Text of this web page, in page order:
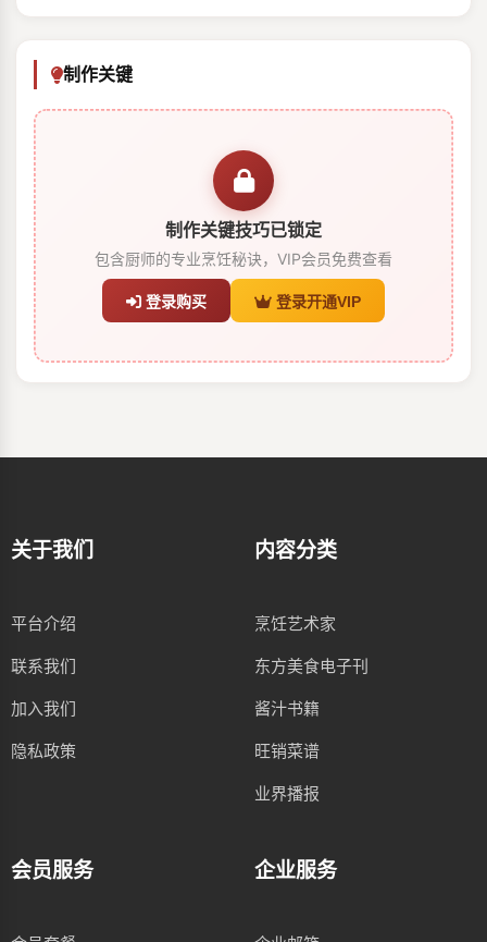
制作关键
制作关键技巧已锁定
包含厨师的专业烹饪秘诀，VIP会员免费查看
登录购买 登录开通VIP
关于我们
平台介绍
联系我们
加入我们
隐私政策
内容分类
烹饪艺术家
东方美食电子刊
酱汁书籍
旺销菜谱
业界播报
会员服务 企业服务